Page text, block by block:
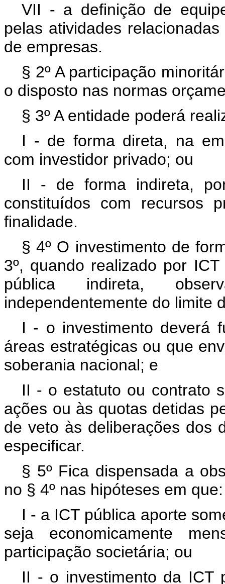
VII - a definição de
pelas atividades
de empresas.
§ 2º A participação
o disposto nas normas
§ 3º A entidade poderá
I - de forma direta, na
com investidor privado; ou
II - de forma indireta,
constituídos com recursos
finalidade.
§ 4º O investimento de
3º, quando realizado por
pública indireta,
independentemente do limite
I - o investimento deverá
áreas estratégicas ou que
soberania nacional; e
II - o estatuto ou contrato
ações ou às quotas detidas
de veto às deliberações dos
especificar.
§ 5º Fica dispensada a
no § 4º nas hipóteses em que:
I - a ICT pública aporte
seja economicamente
participação societária; ou
II - o investimento da ICT